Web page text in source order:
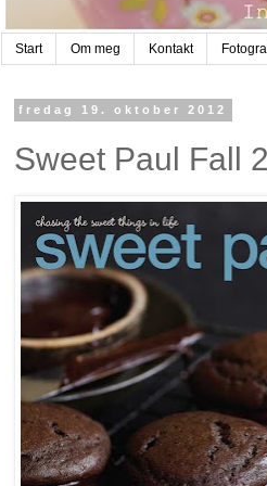
Start Om meg Kontakt
fredag 19. oktober 2012
Sweet Paul Fall